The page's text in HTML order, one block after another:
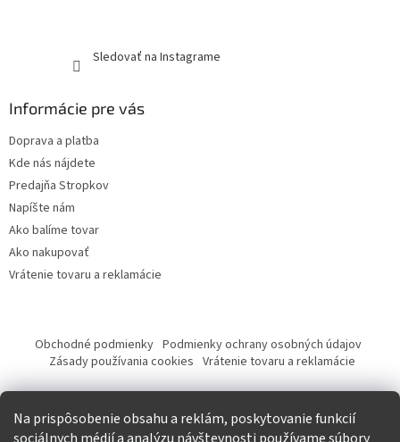
Na prispôsobenie obsahu a reklám, poskytovanie funkcií
Sledovať na Instagrame
Informácie pre vás
Doprava a platba
Kde nás nájdete
Predajňa Stropkov
Napíšte nám
Ako balíme tovar
Ako nakupovať
Vrátenie tovaru a reklamácie
Obchodné podmienky Podmienky ochrany osobných údajov
Zásady používania cookies Vrátenie tovaru a reklamácie
Tvorba eshopu a SEO optimalizácia